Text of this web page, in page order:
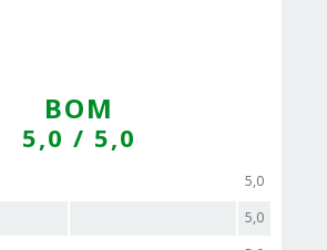
BOM
5,0 / 5,0
5,0
5,0